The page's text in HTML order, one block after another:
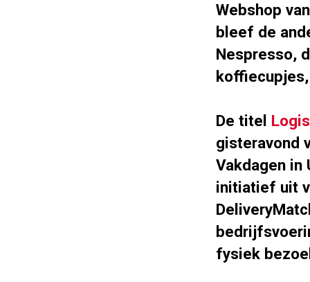
Webshop
bleef de
Nespresso,
De titel
gisteravond
Vakdagen in
initiatief uit
fysiek